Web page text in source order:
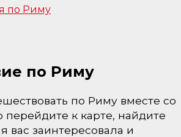
по Риму
по Риму
по Риму вместе со
перейдите к карте, найдите
вас заинтересовала и